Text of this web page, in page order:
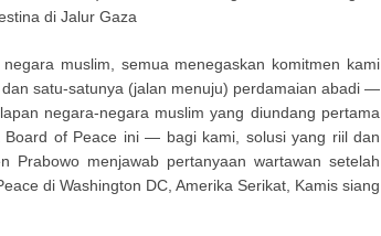
di Jalur Gaza
muslim, semua menegaskan komitmen kami
satu-satunya (jalan menuju) perdamaian abadi —
negara-negara muslim yang diundang pertama
of Peace ini — bagi kami, solusi yang riil dan
Prabowo menjawab pertanyaan wartawan setelah
di Washington DC, Amerika Serikat, Kamis siang